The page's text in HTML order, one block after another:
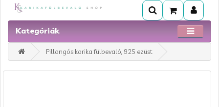
Kategóriák
Pillangós karika fülbevaló, 925 ezüst